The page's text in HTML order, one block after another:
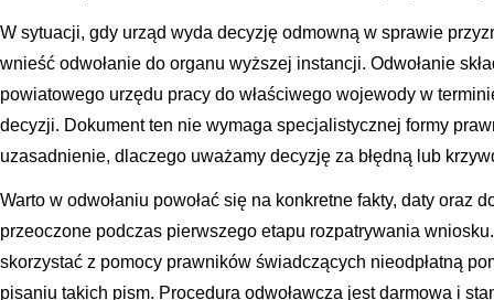
W sytuacji, gdy urząd wyda decyzję odmowną w sprawie
wnieść odwołanie do organu wyższej instancji. Odwołanie
powiatowego urzędu pracy do właściwego wojewody w
decyzji. Dokument ten nie wymaga specjalistycznej formy
uzasadnienie, dlaczego uważamy decyzję za błędną lub
Warto w odwołaniu powołać się na konkretne fakty, daty oraz
przeoczone podczas pierwszego etapu rozpatrywania
skorzystać z pomocy prawników świadczących nieodpłatną
pisaniu takich pism. Procedura odwoławcza jest darmowa i